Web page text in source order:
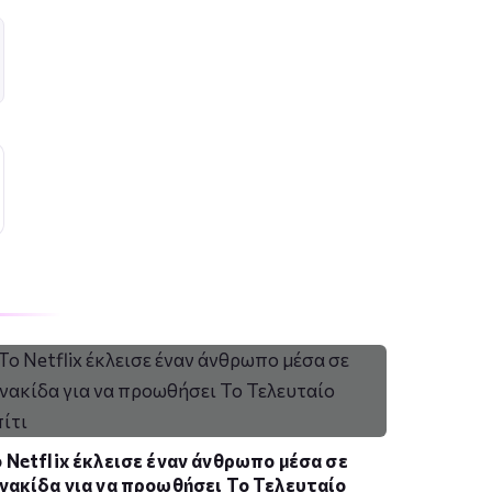
Netflix έκλεισε έναν άνθρωπο μέσα σε
για να προωθήσει Το Τελευταίο